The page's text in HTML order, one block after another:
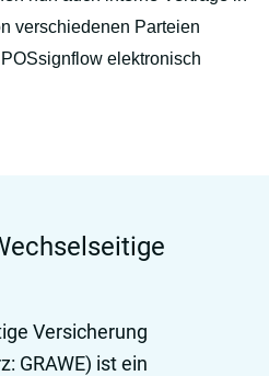
verschiedenen Parteien
elektronisch
Versicherung
GRAWE) ist ein